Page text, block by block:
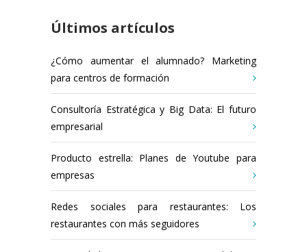
Últimos artículos
¿Cómo aumentar el alumnado? Marketing
para centros de formación
Consultoría Estratégica y Big Data: El futuro
empresarial
Producto estrella: Planes de Youtube para
empresas
Redes sociales para restaurantes: Los
restaurantes con más seguidores